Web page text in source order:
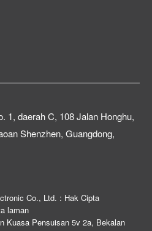
1, daerah C, 108 Jalan Honghu,
Shenzhen, Guangdong,
Co., Ltd. : Hak Cipta
laman
Kuasa Pensuisan 5v 2a, Bekalan